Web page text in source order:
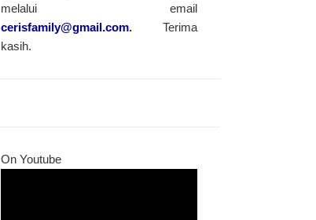
melalui email
cerisfamily@gmail.com.Terima
kasih.
On Youtube